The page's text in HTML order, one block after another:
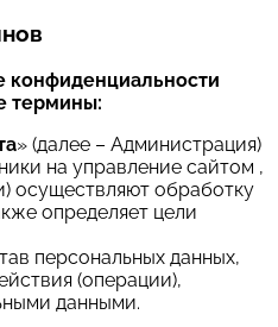
конфиденциальности
термины:
» (далее – Администрация)
на управление сайтом ,
осуществляют обработку
определяет цели
персональных данных,
(операции),
данными.